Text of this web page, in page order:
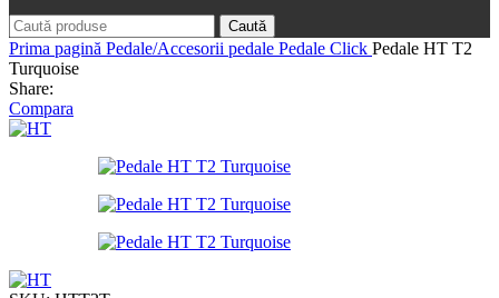
Caută
Prima pagină Pedale/Accesorii pedale Pedale Click Pedale HT T2
Turquoise
Share:
Compara